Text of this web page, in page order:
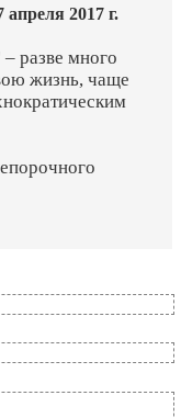
апреля 2017 г.
разве много
жизнь, чаще